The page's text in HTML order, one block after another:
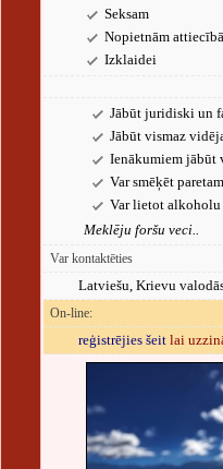
Seksam
Nopietnām
Izklaidei
Jābūt juridiski un
Jābūt vismaz
Ienākumiem jābūt
Var smēķēt paretam
Var lietot alkoholu
Meklēju foršu veci..
Var kontaktēties
Latviešu, Krievu
On-line:
reģistrējies šeit lai